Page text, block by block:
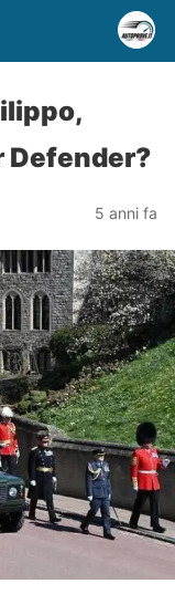
Defender?
5 anni fa